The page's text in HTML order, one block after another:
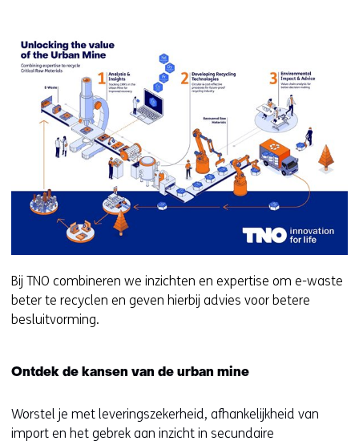
Bij TNO combineren we inzichten en expertise om e-waste
beter te recyclen en geven hierbij advies voor betere
besluitvorming.
Ontdek de kansen van de urban mine
Worstel je met leveringszekerheid, afhankelijkheid van
import en het gebrek aan inzicht in secundaire